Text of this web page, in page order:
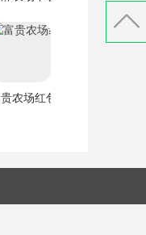
农场红包版手游下载